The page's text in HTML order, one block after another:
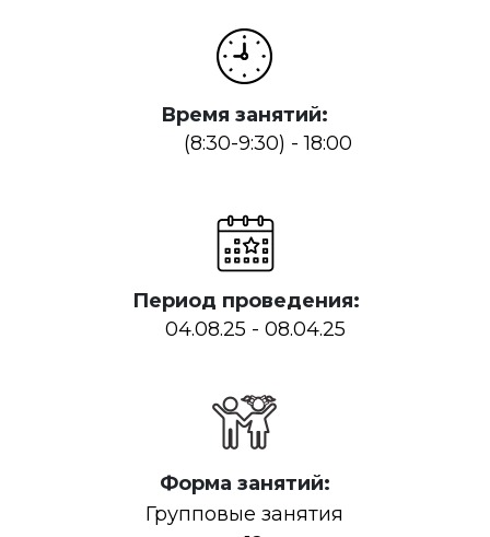
Форма занятий:
Групповые занятия
Период проведения:
04.08.25 - 08.04.25
Время занятий:
(8:30-9:30) - 18:00